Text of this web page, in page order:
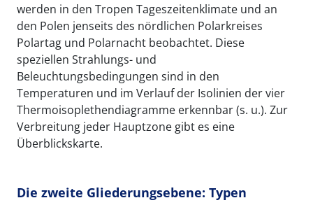
werden in den Tropen Tageszeitenklimate und an
den Polen jenseits des nördlichen Polarkreises
Polartag und Polarnacht beobachtet. Diese
speziellen Strahlungs- und
Beleuchtungsbedingungen sind in den
Temperaturen und im Verlauf der Isolinien der vier
Thermoisoplethendiagramme erkennbar (s. u.). Zur
Verbreitung jeder Hauptzone gibt es eine
Überblickskarte.
Die zweite Gliederungsebene: Typen